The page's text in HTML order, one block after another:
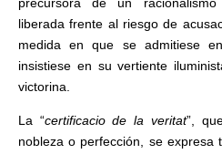
liberada frente al riesgo de
medida en que se admitiese
insistiese en su vertiente
victorina.
La “certificacio de la veritat”,
nobleza o perfección, se expresa